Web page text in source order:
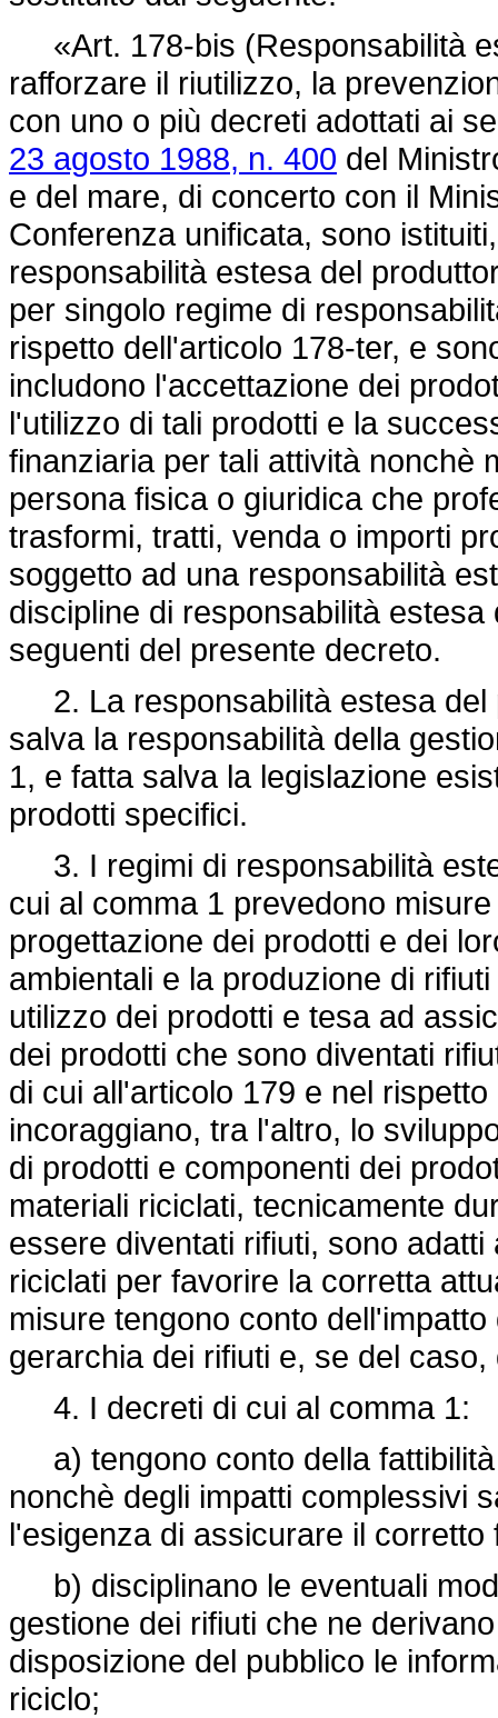
«Art. 178-bis (Responsabilità
rafforzare il riutilizzo, la
con uno o più decreti adottati ai
23 agosto 1988, n. 400 del
e del mare, di concerto con il
Conferenza unificata, sono
responsabilità estesa del
per singolo regime di
rispetto dell'articolo 178-ter, e
includono l'accettazione dei
l'utilizzo di tali prodotti e la
finanziaria per tali attività nonchè
persona fisica o giuridica che
trasformi, tratti, venda o importi
soggetto ad una responsabilità
discipline di responsabilità
seguenti del presente decreto.
2. La responsabilità estesa del
salva la responsabilità della
1, e fatta salva la legislazione
prodotti specifici.
3. I regimi di responsabilità
cui al comma 1 prevedono
progettazione dei prodotti e dei
ambientali e la produzione di
utilizzo dei prodotti e tesa ad
dei prodotti che sono diventati
di cui all'articolo 179 e nel
incoraggiano, tra l'altro, lo
di prodotti e componenti dei
materiali riciclati, tecnicamente
essere diventati rifiuti, sono
riciclati per favorire la corretta
misure tengono conto
gerarchia dei rifiuti e, se del
4. I decreti di cui al comma 1:
a) tengono conto della
nonchè degli impatti complessivi
l'esigenza di assicurare il
b) disciplinano le eventuali
gestione dei rifiuti che ne
disposizione del pubblico le
riciclo;